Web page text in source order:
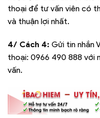
thoại để tư vấn viên có
và thuận lợi nhất.
4/ Cách 4: Gửi tin nhắn
thoại: 0966 490 888 với
vấn.